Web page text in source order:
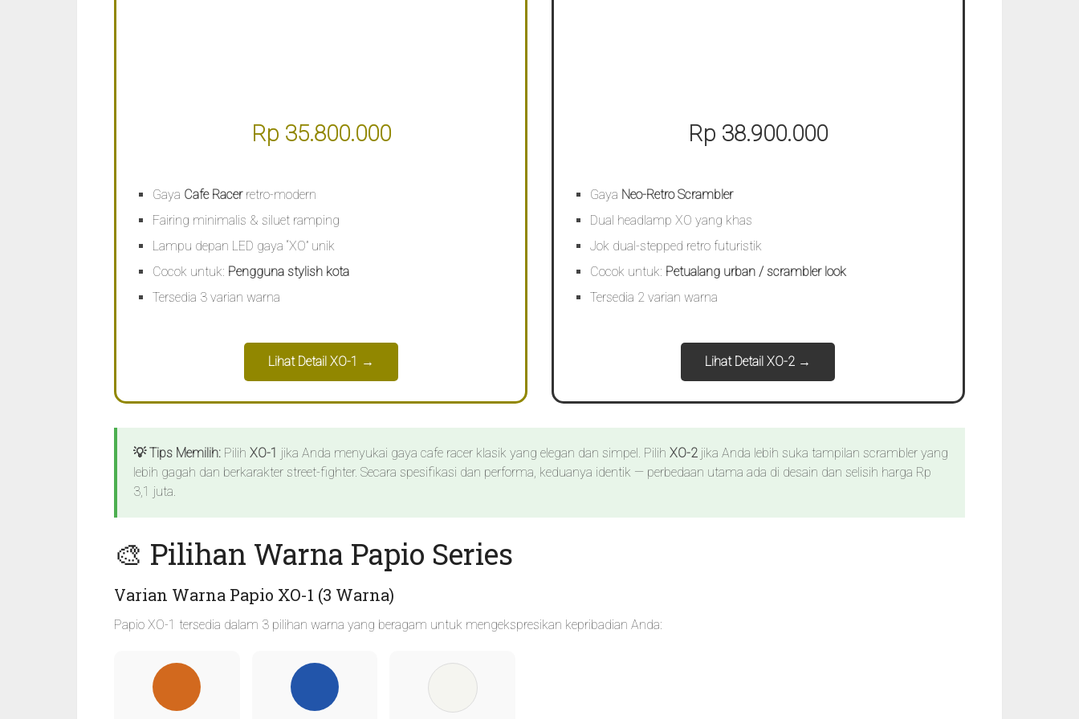
Rp 35.800.000
Gaya Cafe Racerretro-modern
Fairing minimalis & siluet ramping
Lampu depan LED gaya “XO” unik
Cocok untuk: Pengguna stylish kota
Tersedia 3 varian warna
Lihat Detail XO-1 →
Rp 38.900.000
Gaya Neo-Retro Scrambler
Dual headlamp XO yang khas
Jok dual-stepped retro futuristik
Cocok untuk: Petualang urban / scrambler look
Tersedia 2 varian warna
Lihat Detail XO-2 →
💡 Tips Memilih: PilihXO-1 jika Anda menyukai gaya cafe racer klasik yang elegan dan simpel. PilihXO-2 jika Anda lebih suka tampilan scrambler yang
lebih gagah dan berkarakter street-fighter. Secara spesifikasi dan performa, keduanya identik — perbedaan utama ada di desain dan selisih harga Rp
3,1 juta.
🎨 Pilihan Warna Papio Series
Varian Warna Papio XO-1 (3 Warna)
Papio XO-1 tersedia dalam 3 pilihan warna yang beragam untuk mengekspresikan kepribadian Anda: